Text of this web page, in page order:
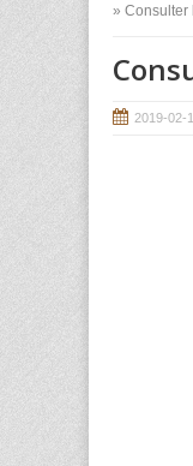
» Consulter
2019-02-